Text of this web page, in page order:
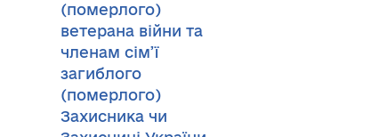
(померлого)
ветерана війни та
членам сім’ї
загиблого
(померлого)
Захисника чи